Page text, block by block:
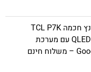
טלוויזיה 50 אינץ חכמה TCL P7K
QLED 4K Smart TV עם מערכת